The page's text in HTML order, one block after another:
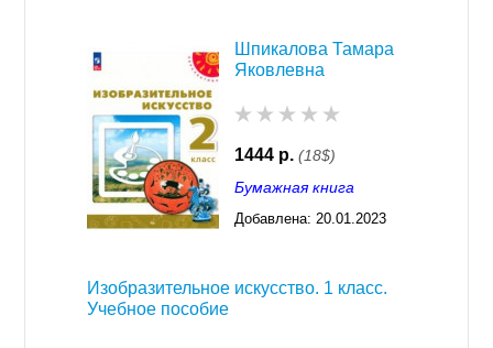
Шпикалова Тамара
Яковлевна
1444 р. (18$)
Бумажная книга
Добавлена: 20.01.2023
Изобразительное искусство. 1 класс.
Учебное пособие